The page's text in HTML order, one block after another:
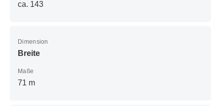
ca. 143
Dimension
Breite
Maße
71 m